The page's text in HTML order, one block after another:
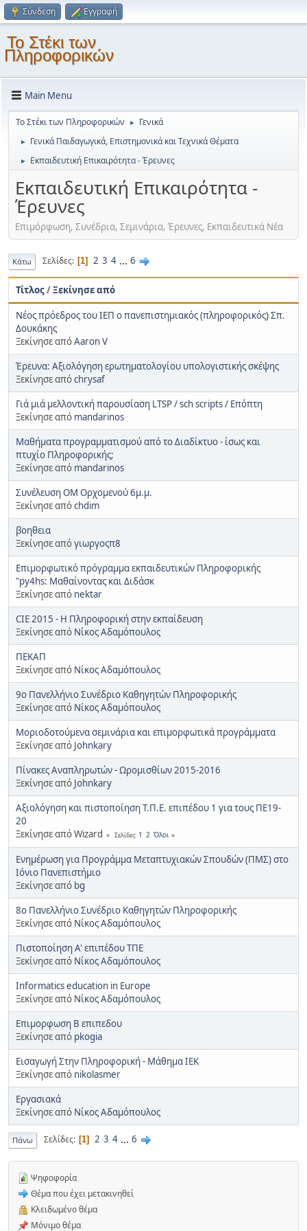
Σύνδεση Εγγραφή
Το Στέκι των
Πληροφορικών
Main Menu
Το Στέκι των Πληροφορικών ► Γενικά
► Γενικά Παιδαγωγικά, Επιστημονικά και Τεχνικά Θέματα
► Εκπαιδευτική Επικαιρότητα - Έρευνες
Εκπαιδευτική Επικαιρότητα -
Έρευνες
Επιμόρφωση, Συνέδρια, Σεμινάρια, Έρευνες, Εκπαιδευτικά Νέα
Κάτω Σελίδες 1 2 3 4 ... 6
Τίτλος/Ξεκίνησε από
Νέος πρόεδρος του ΙΕΠ ο πανεπιστημιακός (πληροφορικός) Σπ.
Δουκάκης
Ξεκίνησε απόAaron V
Έρευνα: Αξιολόγηση ερωτηματολογίου υπολογιστικής σκέψης
Ξεκίνησε απόchrysaf
Γιά μιά μελλοντική παρουσίαση LTSP / sch scripts / Επόπτη
Ξεκίνησε από mandarinos
Μαθήματα προγραμματισμού από το Διαδίκτυο - ίσως και
πτυχίο Πληροφορικής;
Ξεκίνησε από mandarinos
Συνέλευση ΟΜ Ορχομενού 6μ.μ.
Ξεκίνησε απόchdim
βοηθεια
Ξεκίνησε απόγιωργοςπ8
Επιμορφωτικό πρόγραμμα εκπαιδευτικών Πληροφορικής
"py4hs: Μαθαίνοντας και Διδάσκ
Ξεκίνησε από nektar
CIE 2015 - Η Πληροφορική στην εκπαίδευση
Ξεκίνησε από Νίκος Αδαμόπουλος
ΠΕΚΑΠ
Ξεκίνησε από Νίκος Αδαμόπουλος
9ο Πανελλήνιο Συνέδριο Καθηγητών Πληροφορικής
Ξεκίνησε από Νίκος Αδαμόπουλος
Μοριοδοτούμενα σεμινάρια και επιμορφωτικά προγράμματα
Ξεκίνησε από Johnkary
Πίνακες Αναπληρωτών - Ωρομισθίων 2015-2016
Ξεκίνησε από Johnkary
Αξιολόγηση και πιστοποίηση Τ.Π.Ε. επιπέδου 1 για τους ΠΕ19-
20
Ξεκίνησε από Wizard
Σελίδες 1 2 Όλοι
Ενημέρωση για Προγράμμα Μεταπτυχιακών Σπουδών (ΠΜΣ) στο
Ιόνιο Πανεπιστήμιο
Ξεκίνησε από bg
8ο Πανελλήνιο Συνέδριο Καθηγητών Πληροφορικής
Ξεκίνησε από Νίκος Αδαμόπουλος
Πιστοποίηση Α' επιπέδου ΤΠΕ
Ξεκίνησε από Νίκος Αδαμόπουλος
Informatics education in Europe
Ξεκίνησε από Νίκος Αδαμόπουλος
Επιμορφωση Β επιπεδου
Ξεκίνησε από pkogia
Εισαγωγή Στην Πληροφορική - Μάθημα ΙΕΚ
Ξεκίνησε από nikolasmer
Εργασιακά
Ξεκίνησε από Νίκος Αδαμόπουλος
Πάνω Σελίδες 1 2 3 4 ... 6
Ψηφοφορία
Θέμα που έχει μετακινηθεί
Κλειδωμένο θέμα
Μόνιμο θέμα